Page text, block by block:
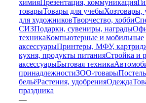
химияПрезентация, коммуникация
товарыТовары для учебыХозтовары,
для художниковТворчество, хобби
СИЗПодарки, сувениры, награды
техникаКомпьютерные и мобильные
аксессуарыПринтеры, МФУ,
кухня, продукты питанияСтройка и
аксессуарыБытовая техника
принадлежностиЗОО-товары
бельёРастения, удобренияОдежда
праздника
—